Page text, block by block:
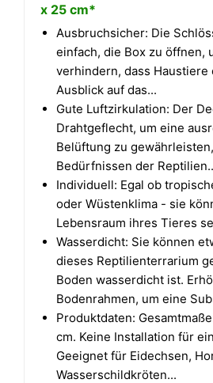
x 25 cm*
Ausbruchsicher: Die
einfach, die Box zu öffnen,
verhindern, dass Haustiere
Ausblick auf das...
Gute Luftzirkulation: Der
Drahtgeflecht, um eine
Belüftung zu
Bedürfnissen der
Individuell: Egal ob
oder Wüstenklima - sie
Lebensraum ihres Tieres
Wasserdicht: Sie können
dieses Reptilienterrarium
Boden wasserdicht ist.
Bodenrahmen, um eine
Produktdaten:
cm. Keine Installation für
Geeignet für Eidechsen,
Wasserschildkröten...